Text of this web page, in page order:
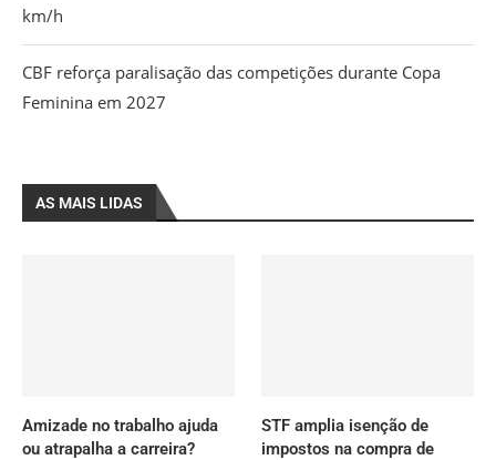
km/h
CBF reforça paralisação das competições durante Copa
Feminina em 2027
AS MAIS LIDAS
Amizade no trabalho ajuda
ou atrapalha a carreira?
STF amplia isenção de
impostos na compra de